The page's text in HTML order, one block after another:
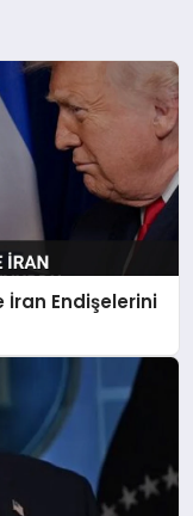
Endişelerini